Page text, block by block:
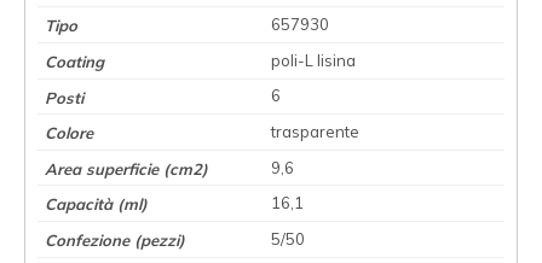
657930
poli-L lisina
6
trasparente
9,6
16,1
5/50